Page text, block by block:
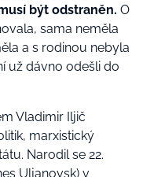
být odstraněn. O
sama neměla
a s rodinou nebyla
už dávno odešli do
Vladimir Iljič
marxistický
Narodil se 22.
Uljanovsk) v